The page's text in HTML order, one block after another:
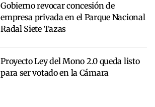
Gobierno revocar concesión de
empresa privada en el Parque Nacional
Radal Siete Tazas
Proyecto Ley del Mono 2.0 queda listo
para ser votado en la Cámara